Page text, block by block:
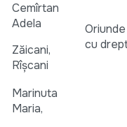
Cemîrtan
Adela
Zăicani,
Rîșcani
cu
Marinuta
Maria,